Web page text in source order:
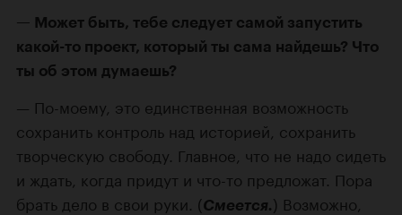
Может быть, тебе следует самой запустить
какой-то проект, который ты сама найдешь? Что
ты об этом думаешь?
По-моему , это единственная возможность
сохранить контроль над историей, сохранить
творческую свободу. Главное, что не надо сидеть
и ждать, когда придут и что-то предложат. Пора
брать дело в свои руки. (Смеется.) Возможно,